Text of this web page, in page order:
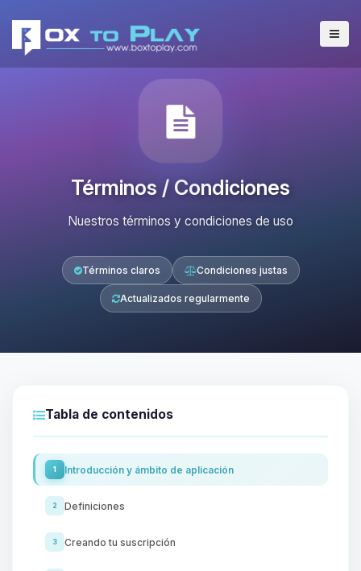
Términos / Condiciones
Nuestros términos y condiciones de uso
Términos claros Condiciones justas
Actualizados regularmente
Tabla de contenidos
1 Introducción y ámbito de aplicación
2 Definiciones
3 Creando tu suscripción